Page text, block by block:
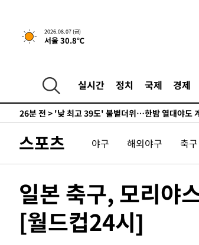
2026.08.07 (금)
서울 30.8℃
실시간 정치 국제 경제
-15812초 전 >경찰, '홍명보는 2순위' 결론냈던 스포
-1408초 전 >[속보]합참 "北 발사체는 단거리탄도
6분 전 >[속보] SKT, 에이닷 서비스 장애 발생…"원
[속보]합참 "북, 동해상으로 미상 발사체 발
26분 전 > '낮 최고 39도' 불볕더위…한밤 열대야도
33분 전 >"韓 외환시장 개입 관측 배경엔 美의 대한
36분 전 >'월드컵 탈락 후폭풍' 축구협회…초유의
46분 전 >[속보]종합특검, 대검 추가 압수수색…내
1시간 전 >[속보]코스닥, 800p 회복…0.26% 오른
1시간 전 >[속보]코스피, 301.88포인트(4.58%) 내
스포츠 야구 해외야구 축구
일본 축구, 모리야
[월드컵24시]